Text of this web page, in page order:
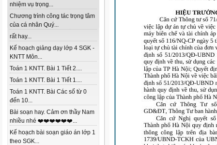
nhiệm vụ trọng...
Chương trình công tác trọng tâm
của cá nhân Quý...
rất hay...
Kế hoạch giảng dạy lớp 4 SGK -
KNTT Môn...
Toán 1 KNTT. Bài 1 Tiết 2....
Toán 1 KNTT. Bài 1 Tiết 1....
Toán 1 KNTT. Bài Các số từ 0
đến 10...
Bài soạn hay. Cảm ơn thầy Nam
nhiều nhé ❤️❤️❤️❤️❤️❤️...
Kế hoạch bài soạn giáo án lớp 1
theo SGK...